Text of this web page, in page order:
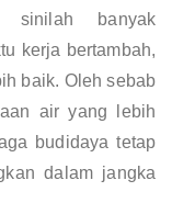
sinilah banyak
kerja bertambah,
baik. Oleh sebab
air yang lebih
budidaya tetap
dalam jangka